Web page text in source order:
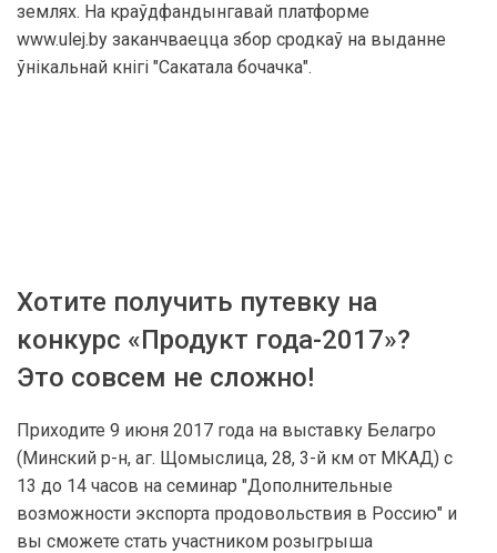
землях. На краўдфандынгавай платформе
www.ulej.by заканчваецца збор сродкаў на выданне
ўнікальнай кнігі "Сакатала бочачка".
Хотите получить путевку на
конкурс «Продукт года-2017»?
Это совсем не сложно!
Приходите 9 июня 2017 года на выставку Белагро
(Минский р-н, аг. Щомыслица, 28, 3-й км от МКАД) с
13 до 14 часов на семинар "Дополнительные
возможности экспорта продовольствия в Россию" и
вы сможете стать участником розыгрыша